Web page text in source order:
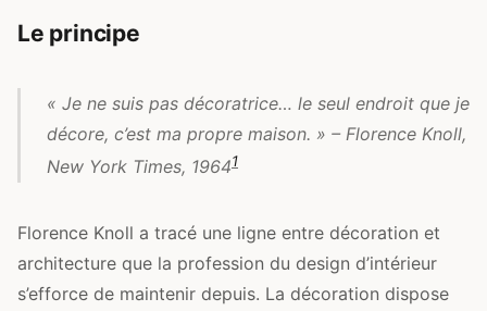
Le principe
« Je ne suis pas décoratrice… le seul endroit que je
décore, c’est ma propre maison. » – Florence Knoll,
New York Times, 19641
Florence Knoll a tracé une ligne entre décoration et
architecture que la profession du design d’intérieur
s’efforce de maintenir depuis. La décoration dispose